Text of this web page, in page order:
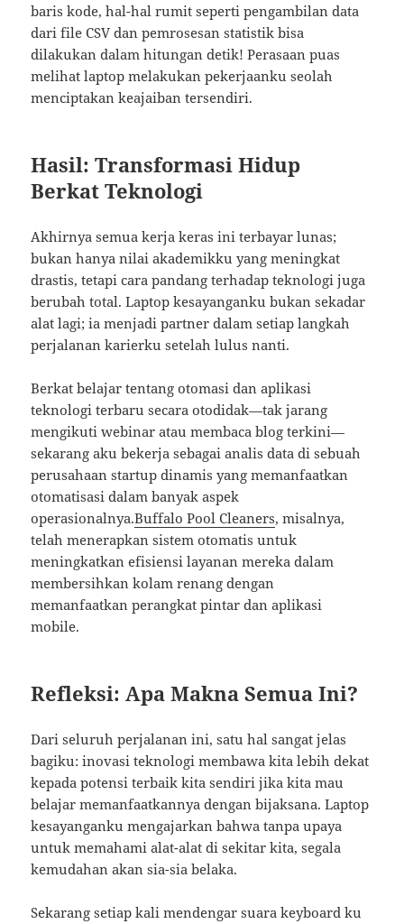
baris kode, hal-hal rumit seperti pengambilan data
dari file CSV dan pemrosesan statistik bisa
dilakukan dalam hitungan detik! Perasaan puas
melihat laptop melakukan pekerjaanku seolah
menciptakan keajaiban tersendiri.
Hasil: Transformasi Hidup
Berkat Teknologi
Akhirnya semua kerja keras ini terbayar lunas;
bukan hanya nilai akademikku yang meningkat
drastis, tetapi cara pandang terhadap teknologi juga
berubah total. Laptop kesayanganku bukan sekadar
alat lagi; ia menjadi partner dalam setiap langkah
perjalanan karierku setelah lulus nanti.
Berkat belajar tentang otomasi dan aplikasi
teknologi terbaru secara otodidak—tak jarang
mengikuti webinar atau membaca blog terkini—
sekarang aku bekerja sebagai analis data di sebuah
perusahaan startup dinamis yang memanfaatkan
otomatisasi dalam banyak aspek
operasionalnya.Buffalo Pool Cleaners, misalnya,
telah menerapkan sistem otomatis untuk
meningkatkan efisiensi layanan mereka dalam
membersihkan kolam renang dengan
memanfaatkan perangkat pintar dan aplikasi
mobile.
Refleksi: Apa Makna Semua Ini?
Dari seluruh perjalanan ini, satu hal sangat jelas
bagiku: inovasi teknologi membawa kita lebih dekat
kepada potensi terbaik kita sendiri jika kita mau
belajar memanfaatkannya dengan bijaksana. Laptop
kesayanganku mengajarkan bahwa tanpa upaya
untuk memahami alat-alat di sekitar kita, segala
kemudahan akan sia-sia belaka.
Sekarang setiap kali mendengar suara keyboard ku